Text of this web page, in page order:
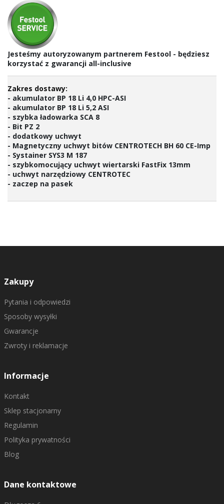
Jesteśmy autoryzowanym partnerem Festool - będziesz
korzystać z gwarancji all-inclusive
- akumulator BP 18 Li 4,0 HPC-ASI
- akumulator BP 18 Li 5,2 ASI
- szybka ładowarka SCA 8
- Bit PZ 2
- dodatkowy uchwyt
- Magnetyczny uchwyt bitów CENTROTECH BH 60 CE-Imp
- Systainer SYS3 M 187
- szybkomocujący uchwyt wiertarski FastFix 13mm
- uchwyt narzędziowy CENTROTEC
- zaczep na pasek
Zakupy
Pytania i odpowiedzi
Sposoby wysyłki
Gwarancje
Zwroty i reklamacje
Informacje
Kontakt
Sklep stacjonarny
Regulamin
Polityka prywatności
Blog
Dane kontaktowe